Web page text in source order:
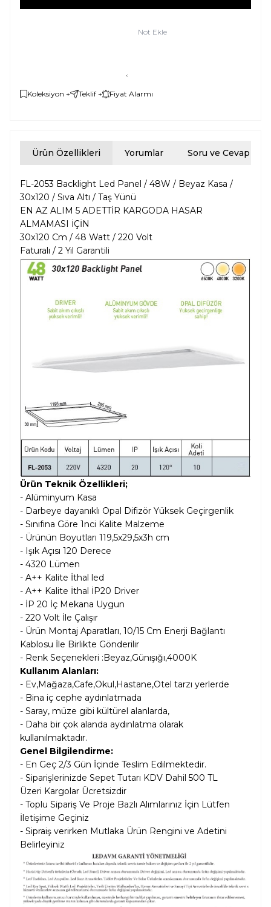
Not Ekle
Koleksiyon + Teklif + Fiyat Alarmı
Ürün Özellikleri Yorumlar Soru ve Cevap
FL-2053 Backlight Led Panel / 48W / Beyaz Kasa /
30x120 / Sıva Altı / Taş Yünü
EN AZ ALIM 5 ADETTİR KARGODA HASAR
ALMAMASI İÇİN
30x120 Cm / 48 Watt / 220 Volt
Faturalı / 2 Yıl Garantili
Ürün Teknik Özellikleri;
- Alüminyum Kasa
- Darbeye dayanıklı Opal Difizör Yüksek Geçirgenlik
- Sınıfına Göre 1nci Kalite Malzeme
- Ürünün Boyutları 119,5x29,5x3h cm
- Işık Açısı 120 Derece
- 4320 Lümen
- A++ Kalite İthal led
- A++ Kalite İthal İP20 Driver
- İP 20 İç Mekana Uygun
- 220 Volt İle Çalışır
- Ürün Montaj Aparatları, 10/15 Cm Enerji Bağlantı
Kablosu İle Birlikte Gönderilir
- Renk Seçenekleri :Beyaz,Günışığı,4000K
Kullanım Alanları:
- Ev,Mağaza,Cafe,Okul,Hastane,Otel tarzı yerlerde
- Bina iç cephe aydınlatmada
- Saray, müze gibi kültürel alanlarda,
- Daha bir çok alanda aydınlatma olarak
kullanılmaktadır.
Genel Bilgilendirme:
- En Geç 2/3 Gün İçinde Teslim Edilmektedir.
- Siparişlerinizde Sepet Tutarı KDV Dahil 500 TL
Üzeri Kargolar Ücretsizdir
- Toplu Sipariş Ve Proje Bazlı Alımlarınız İçin Lütfen
İletişime Geçiniz
- Sipraiş verirken Mutlaka Ürün Rengini ve Adetini
Belirleyiniz